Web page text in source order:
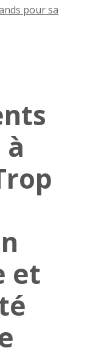
pour sa
et